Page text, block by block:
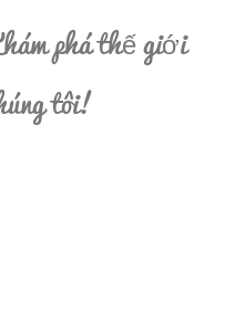
phá thế giới
tôi!